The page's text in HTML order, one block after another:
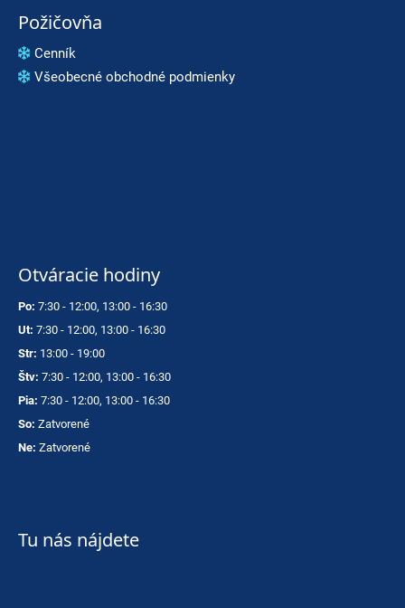
REDSTER
J2(SPORT
HAUBER
EDITION)
79
Požičovňa
Cenník
Všeobecné obchodné podmienky
Otváracie hodiny
Po: 7:30 - 12:00, 13:00 - 16:30
Ut: 7:30 - 12:00, 13:00 - 16:30
Str: 13:00 - 19:00
Štv: 7:30 - 12:00, 13:00 - 16:30
Pia: 7:30 - 12:00, 13:00 - 16:30
So: Zatvorené
Ne: Zatvorené
Tu nás nájdete